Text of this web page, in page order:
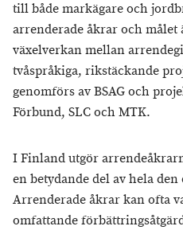
till både markägare och
arrenderade åkrar och målet
växelverkan mellan
tvåspråkiga, rikstäckande
genomförs av BSAG och
Förbund, SLC och MTK.
I Finland utgör
en betydande del av hela
Arrenderade åkrar kan ofta
omfattande